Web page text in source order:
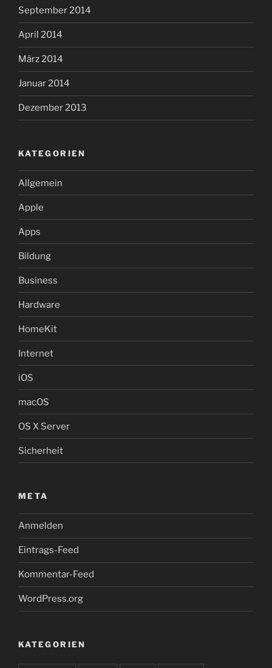
September 2014
April 2014
März 2014
Januar 2014
Dezember 2013
KATEGORIEN
Allgemein
Apple
Apps
Bildung
Business
Hardware
HomeKit
Internet
iOS
macOS
OS X Server
Sicherheit
META
Anmelden
Eintrags-Feed
Kommentar-Feed
WordPress.org
KATEGORIEN